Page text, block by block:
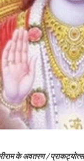
के अवतरण /